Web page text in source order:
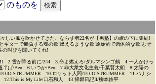
のものを
しい風を吹かせてきた、ならず者22名が【男塾】の旗の下に集結!
ギターで勝負する魂の歌!燃えるような歌!原始的で肉体的な歌!むせ
の叫びを聞いてくれ!
2.雪が降る前に/244 3.命よ燃えろ/ダルマシンゴ鵺 4.一人かけっ
半ば/Ben 6.いつか/Ben 7.非大衆文化主義/千葉賢太朗 8.太陽の
STRUMMER 10.ロケット人間/TOJO STRUMMER 11.ハナシ
12.This is My Life/口石和人 13.帰郷日記II/柳本鉄平